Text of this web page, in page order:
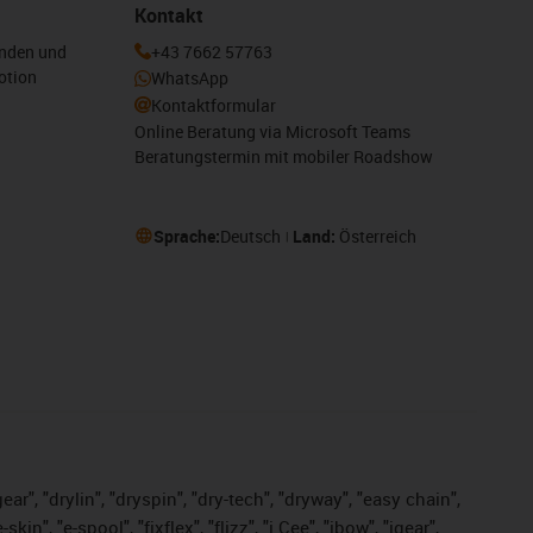
und
Kontakt
+43 7662 57763
WhatsApp
Kontaktformular
Online Beratung via Microsoft Teams
Beratungstermin mit mobiler Roadshow
Sprache:Deutsch Land: Österreich
"drylin", "dryspin", "dry-tech", "dryway", "easy chain",
"e-spool", "fixflex", "flizz", "i.Cee", "ibow", "igear",